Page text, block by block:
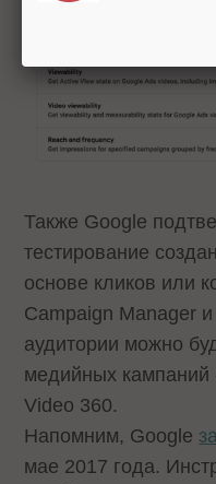
Также Google
тестирование
основе кликов или
Campaign Manager
аудитории можно
медийных кампаний
Video 360.
Напомним, Google
мае 2017 года.